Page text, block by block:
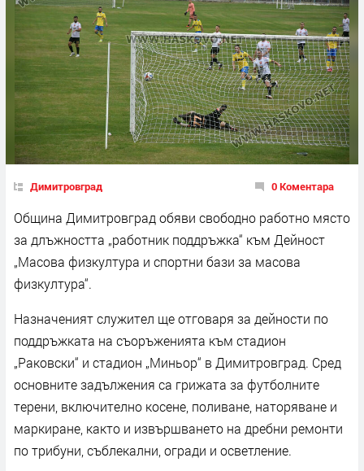
Димитровград 0 Коментара
Община Димитровград обяви свободно работно място
за длъжността „работник поддръжка“ към Дейност
„Масова физкултура и спортни бази за масова
физкултура“.
Назначеният служител ще отговаря за дейности по
поддръжката на съоръженията към стадион
„Раковски“ и стадион „Миньор“ в Димитровград. Сред
основните задължения са грижата за футболните
терени, включително косене, поливане, наторяване и
маркиране, както и извършването на дребни ремонти
по трибуни, съблекални, огради и осветление.